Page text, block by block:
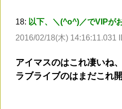
18: 以下、＼(^o^)／でVIPが
2016/02/18(木) 14:16:11.031
アイマスのはこれ凄いね
ラブライブのはまだこれ